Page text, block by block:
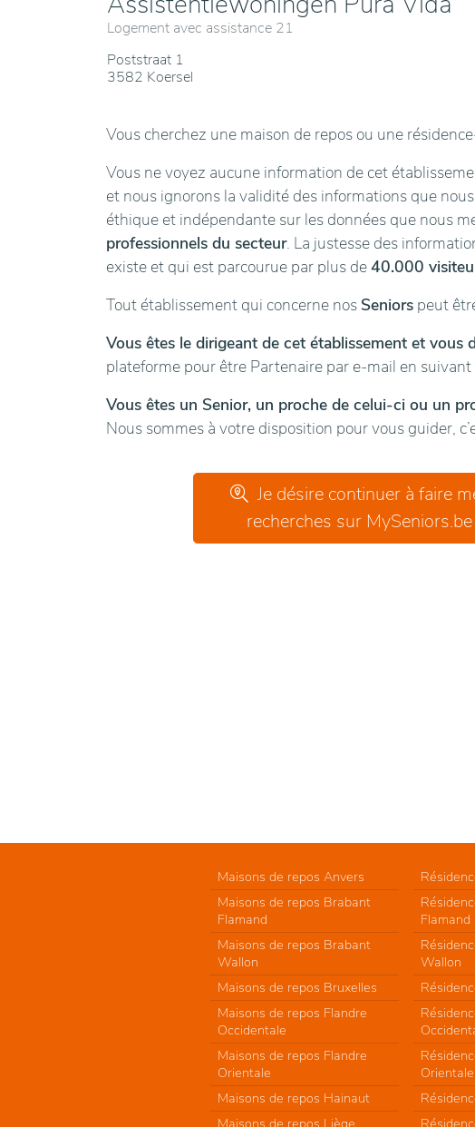
Logement avec assistance 21
Poststraat 1
3582 Koersel
Vous cherchez une maison de repos ou une
Vous ne voyez aucune information de cet
et nous ignorons la validité des informations que
éthique et indépendante sur les données que nous
professionnels du secteur. La justesse des
existe et qui est parcourue par plus de40.000
Tout établissement qui concerne nos Seniors peut
Vous êtes le dirigeant de cet établissement et vous
plateforme pour être Partenaire par e-mail en suivant
Vous êtes un Senior, un proche de celui-ci ou un
Nous sommes à votre disposition pour vous guider,
Je désire continuer à faire
recherches sur MySeniors.be
Maisons de repos Anvers
Maisons de repos Brabant
Flamand
Maisons de repos Brabant
Wallon
Maisons de repos Bruxelles
Maisons de repos Flandre
Occidentale
Maisons de repos Flandre
Orientale
Maisons de repos Hainaut
Maisons de repos Liège
Flamand
Wallon
Orientale